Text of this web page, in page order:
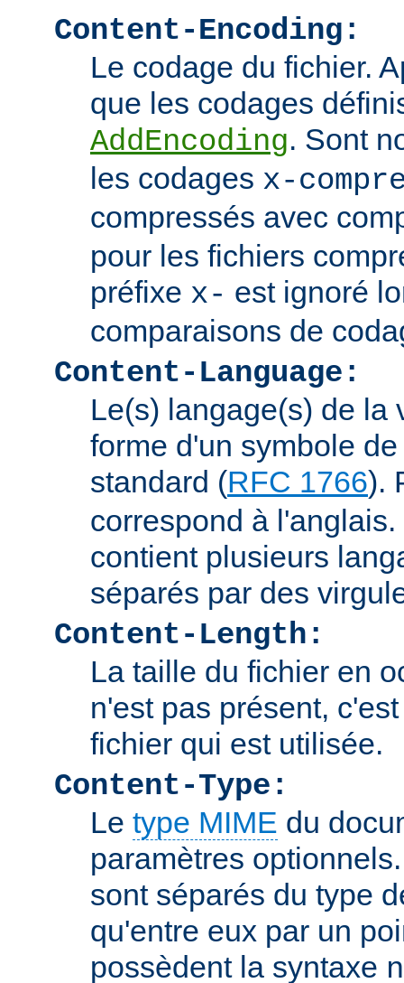
Content-Encoding:
Le codage du fichier.
que les codages
AddEncoding. Sont
les codages x-
compressés avec
pour les fichiers
préfixe x- est ignoré
comparaisons de
Content-Language:
Le(s) langage(s) de la
forme d'un symbole
standard (RFC 1766).
correspond à
contient plusieurs
séparés par des
Content-Length:
La taille du fichier en
n'est pas présent,
fichier qui est utilisée.
Content-Type:
Le type MIME du
paramètres
sont séparés du type
qu'entre eux par un
possèdent la syntaxe